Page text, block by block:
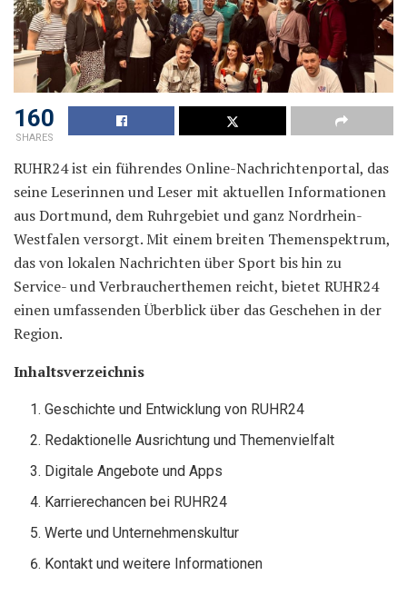
160
SHARES
RUHR24 ist ein führendes Online-Nachrichtenportal, das
seine Leserinnen und Leser mit aktuellen Informationen
aus Dortmund, dem Ruhrgebiet und ganz Nordrhein-
Westfalen versorgt. Mit einem breiten Themenspektrum,
das von lokalen Nachrichten über Sport bis hin zu
Service- und Verbraucherthemen reicht, bietet RUHR24
einen umfassenden Überblick über das Geschehen in der
Region.
Inhaltsverzeichnis
Geschichte und Entwicklung von RUHR24
Redaktionelle Ausrichtung und Themenvielfalt
Digitale Angebote und Apps
Karrierechancen bei RUHR24
Werte und Unternehmenskultur
Kontakt und weitere Informationen